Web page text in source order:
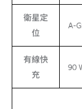
衛星定
位
A-
有線快
充
90